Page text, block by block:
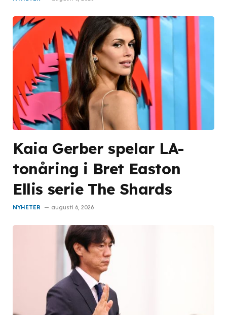
Kaia Gerber spelar LA-
tonåring i Bret Easton
Ellis serie The Shards
NYHETER augusti 6, 2026